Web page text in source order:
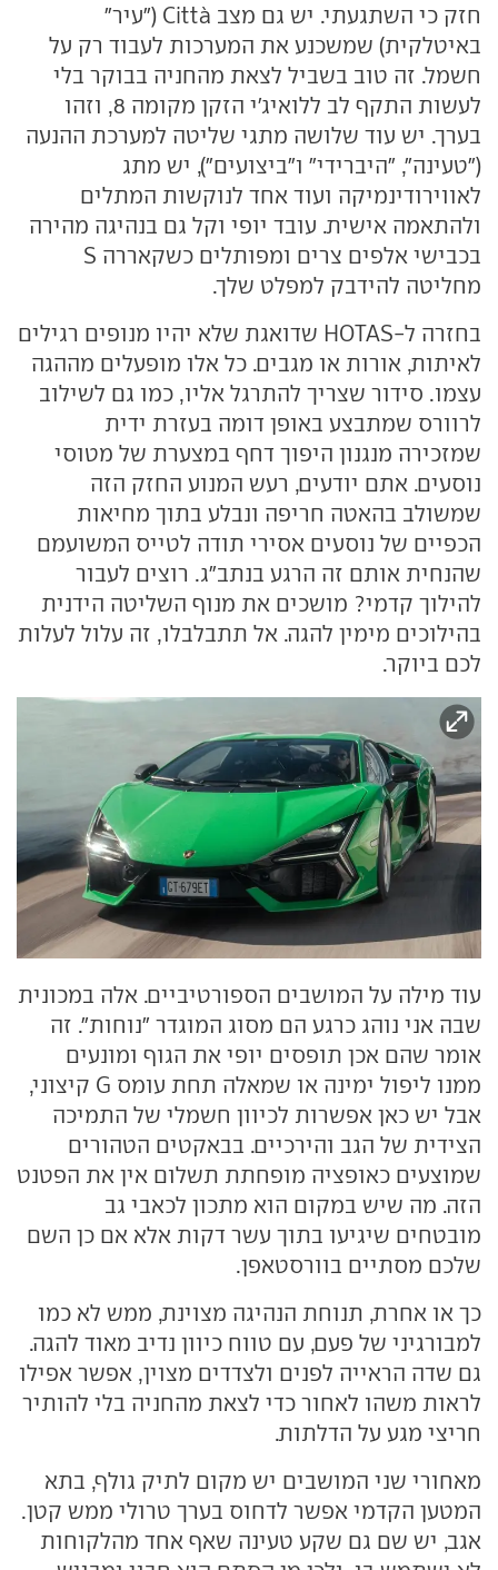
חזק כי השתגעתי. יש גם מצב Città ("עיר"
באיטלקית) שמשכנע את המערכות לעבוד רק על
חשמל. זה טוב בשביל לצאת מהחניה בבוקר בלי
לעשות התקף לב ללואיג'י הזקן מקומה 8, וזהו
בערך. יש עוד שלושה מתגי שליטה למערכת ההנעה
("טעינה", "היברידי" ו"ביצועים"), יש מתג
לאווירודינמיקה ועוד אחד לנוקשות המתלים
ולהתאמה אישית. עובד יופי וקל גם בנהיגה מהירה
בכבישי אלפים צרים ומפותלים כשקאררה S
מחליטה להידבק למפלט שלך.
בחזרה ל-HOTAS שדואגת שלא יהיו מנופים רגילים
לאיתות, אורות או מגבים. כל אלו מופעלים מההגה
עצמו. סידור שצריך להתרגל אליו, כמו גם לשילוב
לרוורס שמתבצע באופן דומה בעזרת ידית
שמזכירה מנגנון היפוך דחף במצערת של מטוסי
נוסעים. אתם יודעים, רעש המנוע החזק הזה
שמשולב בהאטה חריפה ונבלע בתוך מחיאות
הכפיים של נוסעים אסירי תודה לטייס המשועמם
שהנחית אותם זה הרגע בנתב"ג. רוצים לעבור
להילוך קדמי? מושכים את מנוף השליטה הידנית
בהילוכים מימין להגה. אל תתבלבלו, זה עלול לעלות
לכם ביוקר.
עוד מילה על המושבים הספורטיביים. אלה במכונית
שבה אני נוהג כרגע הם מסוג המוגדר "נוחות". זה
אומר שהם אכן תופסים יופי את הגוף ומונעים
ממנו ליפול ימינה או שמאלה תחת עומס G קיצוני,
אבל יש כאן אפשרות לכיוון חשמלי של התמיכה
הצידית של הגב והירכיים. בבאקטים הטהורים
שמוצעים כאופציה מופחתת תשלום אין את הפטנט
הזה. מה שיש במקום הוא מתכון לכאבי גב
מובטחים שיגיעו בתוך עשר דקות אלא אם כן השם
שלכם מסתיים בוורסטאפן.
כך או אחרת, תנוחת הנהיגה מצוינת, ממש לא כמו
למבורגיני של פעם, עם טווח כיוון נדיב מאוד להגה.
גם שדה הראייה לפנים ולצדדים מצוין, אפשר אפילו
לראות משהו לאחור כדי לצאת מהחניה בלי להותיר
חריצי מגע על הדלתות.
מאחורי שני המושבים יש מקום לתיק גולף, בתא
המטען הקדמי אפשר לדחוס בערך טרולי ממש קטן.
אגב, יש שם גם שקע טעינה שאף אחד מהלקוחות